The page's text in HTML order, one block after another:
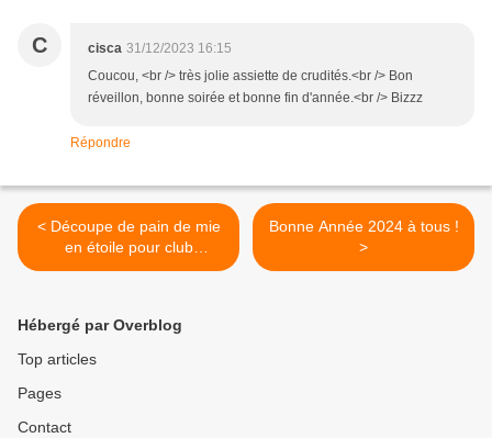
C cisca 31/12/2023 16:15
Coucou, <br /> très jolie assiette de crudités.<br /> Bon
réveillon, bonne soirée et bonne fin d'année.<br /> Bizzz
Répondre
< Découpe de pain de mie
en étoile pour club
sandwich ou mini-canapés
Bonne Année 2024 à tous !
>
Hébergé par Overblog
Top articles
Pages
Contact